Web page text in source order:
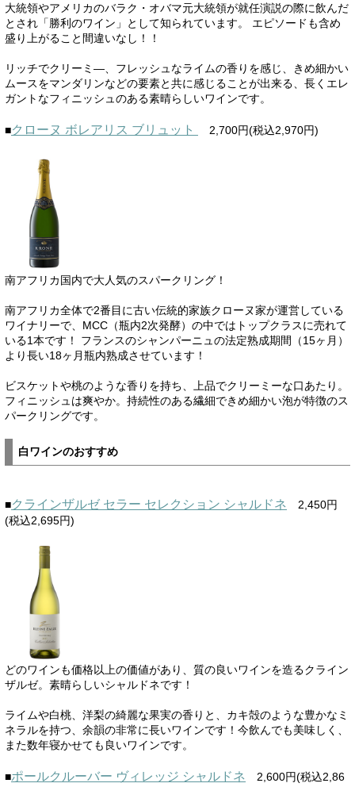
大統領やアメリカのバラク・オバマ元大統領が就任演説の際に飲んだ
とされ「勝利のワイン」として知られています。 エピソードも含め
盛り上がること間違いなし！！
リッチでクリーミ―、フレッシュなライムの香りを感じ、きめ細かい
ムースをマンダリンなどの要素と共に感じることが出来る、長くエレ
ガントなフィニッシュのある素晴らしいワインです。
■クローヌ ボレアリス ブリュット 2,700円(税込2,970円)
南アフリカ国内で大人気のスパークリング！
南アフリカ全体で2番目に古い伝統的家族クローヌ家が運営している
ワイナリーで、MCC（瓶内2次発酵）の中ではトップクラスに売れて
いる1本です！ フランスのシャンパーニュの法定熟成期間（15ヶ月）
より長い18ヶ月瓶内熟成させています！
ビスケットや桃のような香りを持ち、上品でクリーミーな口あたり。
フィニッシュは爽やか。持続性のある繊細できめ細かい泡が特徴のス
パークリングです。
白ワインのおすすめ
■クラインザルゼ セラー セレクション シャルドネ 2,450円
(税込2,695円)
どのワインも価格以上の価値があり、質の良いワインを造るクライン
ザルゼ。素晴らしいシャルドネです！
ライムや白桃、洋梨の綺麗な果実の香りと、カキ殻のような豊かなミ
ネラルを持つ、余韻の非常に長いワインです！今飲んでも美味しく、
また数年寝かせても良いワインです。
■ポールクルーバー ヴィレッジ シャルドネ 2,600円(税込2,86